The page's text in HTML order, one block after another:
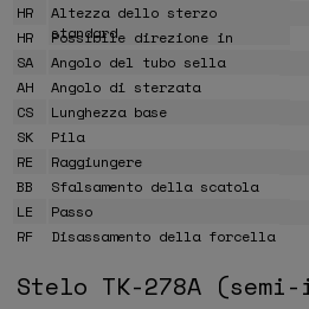
HR
Altezza dello sterzo
standard
HR
Possibile direzione in
altezza
SA
Angolo del tubo sella
AH
Angolo di sterzata
CS
Lunghezza base
SK
Pila
RE
Raggiungere
BB
Sfalsamento della scatola
LE
Passo
RF
Disassamento della forcella
Stelo TK-278A